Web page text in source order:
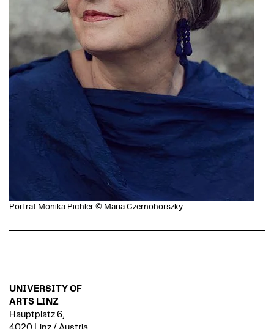
Porträt Monika Pichler © Maria Czernohorszky
UNIVERSITY OF
ARTS LINZ
Hauptplatz 6,